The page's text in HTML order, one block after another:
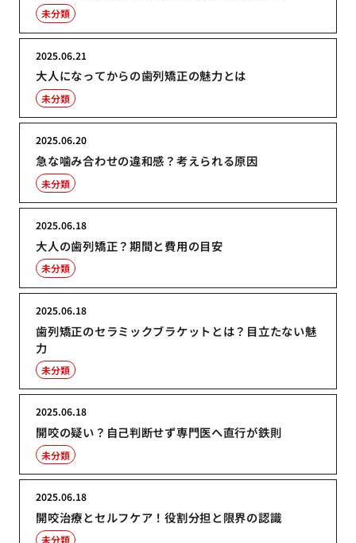
未分類
大人になってからの歯列矯正の魅力とは
2025.06.21
未分類
急な噛み合わせの違和感？考えられる原因
2025.06.20
未分類
大人の歯列矯正？期間と費用の目安
2025.06.18
未分類
歯列矯正のセラミックブラケットとは？目立たない魅
力
2025.06.18
未分類
開咬の疑い？自己判断せず専門医へ直行が鉄則
2025.06.18
未分類
開咬治療とセルフケア！役割分担と限界の認識
2025.06.18
未分類